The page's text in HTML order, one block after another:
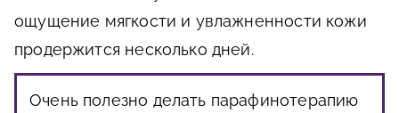
ощущение мягкости и увлажненности кожи
продержится несколько дней.
Очень полезно делать парафинотерапию